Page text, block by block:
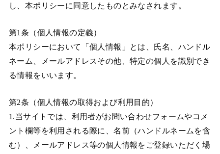
し、本ポリシーに同意したものとみなされます。
第1条（個人情報の定義）
本ポリシーにおいて「個人情報」とは、氏名、ハンドル
ネーム、メールアドレスその他、特定の個人を識別でき
る情報をいいます。
第2条（個人情報の取得および利用目的）
1.当サイトでは、利用者がお問い合わせフォームやコメ
ント欄等を利用される際に、名前（ハンドルネームを含
む）、メールアドレス等の個人情報をご登録いただく場